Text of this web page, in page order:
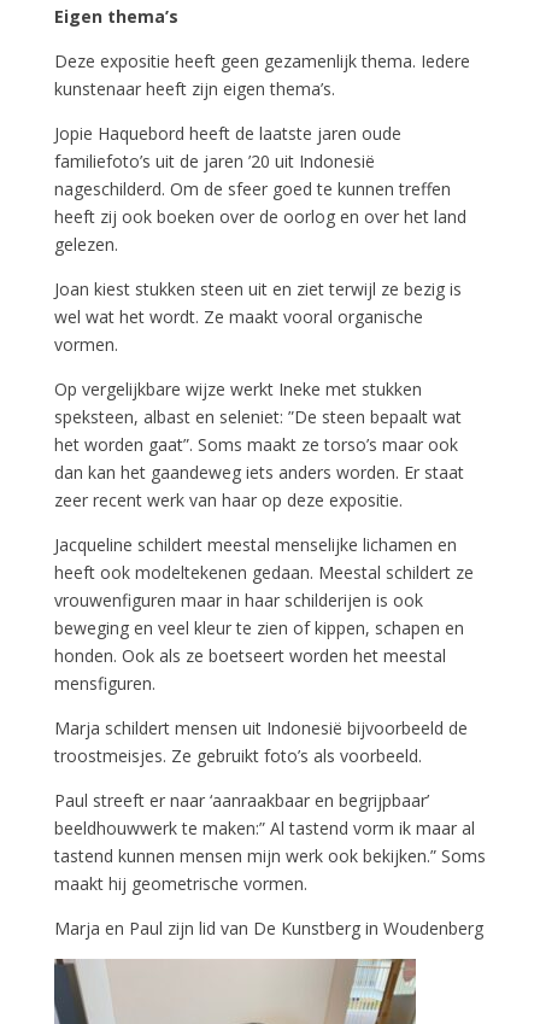
Eigen thema’s
Deze expositie heeft geen gezamenlijk thema. Iedere
kunstenaar heeft zijn eigen thema’s.
Jopie Haquebord heeft de laatste jaren oude
familiefoto’s uit de jaren ’20 uit Indonesië
nageschilderd. Om de sfeer goed te kunnen treffen
heeft zij ook boeken over de oorlog en over het land
gelezen.
Joan kiest stukken steen uit en ziet terwijl ze bezig is
wel wat het wordt. Ze maakt vooral organische
vormen.
Op vergelijkbare wijze werkt Ineke met stukken
speksteen, albast en seleniet: ”De steen bepaalt wat
het worden gaat”. Soms maakt ze torso’s maar ook
dan kan het gaandeweg iets anders worden. Er staat
zeer recent werk van haar op deze expositie.
Jacqueline schildert meestal menselijke lichamen en
heeft ook modeltekenen gedaan. Meestal schildert ze
vrouwenfiguren maar in haar schilderijen is ook
beweging en veel kleur te zien of kippen, schapen en
honden. Ook als ze boetseert worden het meestal
mensfiguren.
Marja schildert mensen uit Indonesië bijvoorbeeld de
troostmeisjes. Ze gebruikt foto’s als voorbeeld.
Paul streeft er naar ‘aanraakbaar en begrijpbaar’
beeldhouwwerk te maken:” Al tastend vorm ik maar al
tastend kunnen mensen mijn werk ook bekijken.” Soms
maakt hij geometrische vormen.
Marja en Paul zijn lid van De Kunstberg in Woudenberg